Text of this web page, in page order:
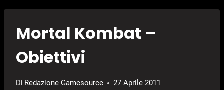
Mortal Kombat –
Obiettivi
Di Redazione Gamesource 27 Aprile 2011